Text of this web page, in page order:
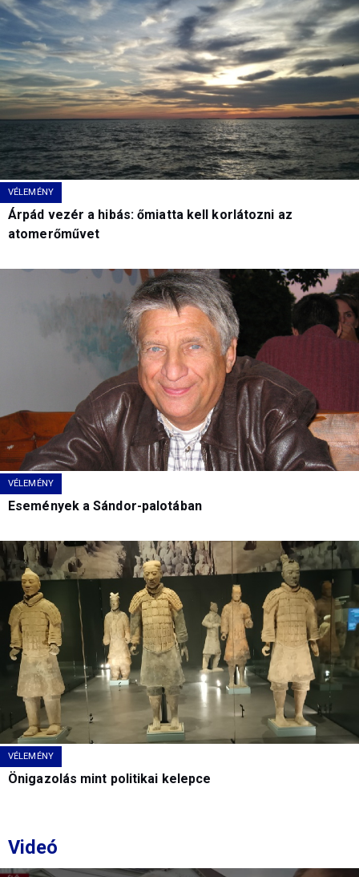
VÉLEMÉNY
Árpád vezér a hibás: őmiatta kell korlátozni az
atomerőművet
VÉLEMÉNY
Események a Sándor-palotában
VÉLEMÉNY
Önigazolás mint politikai kelepce
Videó